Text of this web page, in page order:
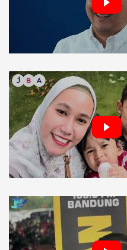
Di Balik Senyum
Pernah Ia
Selalu Dipanjatkan
JBA Bandung Hadir
Kolaborasi & Lelang